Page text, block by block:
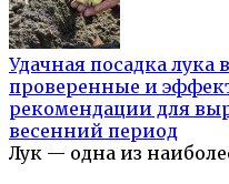
Удачная посадка лука
проверенные и
рекомендации для
весенний период
Лук — одна из